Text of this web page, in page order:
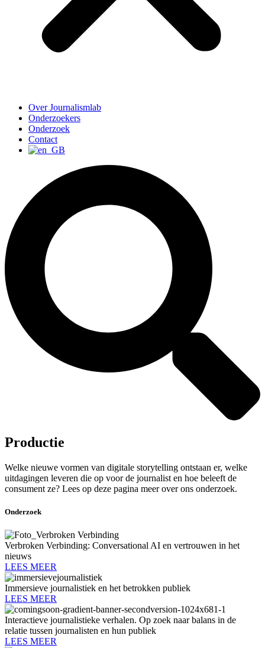
Over Journalismlab
Onderzoekers
Onderzoek
Contact
Productie
Welke nieuwe vormen van digitale storytelling ontstaan er, welke
uitdagingen leveren die op voor de journalist en hoe beleeft de
consument ze? Lees op deze pagina meer over ons onderzoek.
Onderzoek
Verbroken Verbinding: Conversational AI en vertrouwen in het
nieuws
LEES MEER
Immersieve journalistiek en het betrokken publiek
LEES MEER
Interactieve journalistieke verhalen. Op zoek naar balans in de
relatie tussen journalisten en hun publiek
LEES MEER